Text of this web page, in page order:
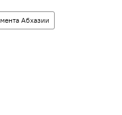
Абхазии